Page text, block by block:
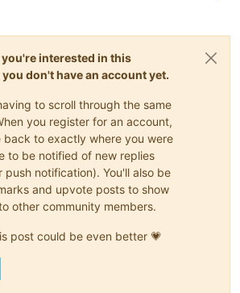
interested in this
don't have an account yet.
to scroll through the same
you register for an account,
back to exactly where you were
to be notified of new replies
push notification). You'll also be
and upvote posts to show
other community members.
post could be even better 💗